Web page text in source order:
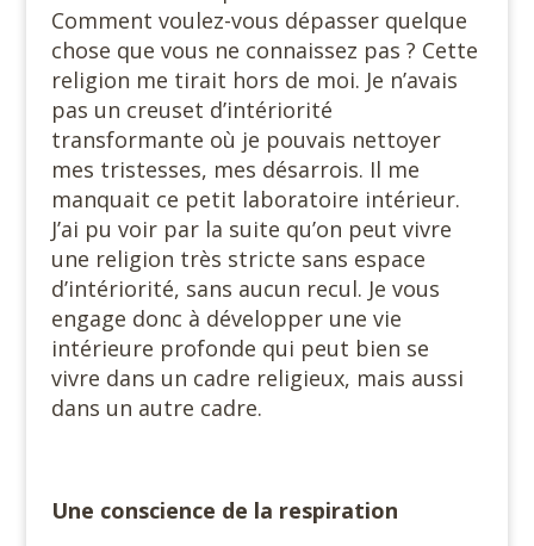
Comment voulez-vous dépasser quelque
chose que vous ne connaissez pas ? Cette
religion me tirait hors de moi. Je n’avais
pas un creuset d’intériorité
transformante où je pouvais nettoyer
mes tristesses, mes désarrois. Il me
manquait ce petit laboratoire intérieur.
J’ai pu voir par la suite qu’on peut vivre
une religion très stricte sans espace
d’intériorité, sans aucun recul. Je vous
engage donc à développer une vie
intérieure profonde qui peut bien se
vivre dans un cadre religieux, mais aussi
dans un autre cadre.
Une conscience de la respiration